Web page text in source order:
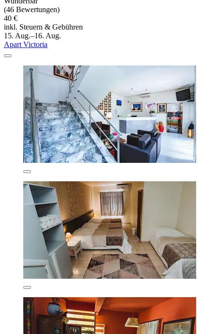
(46 Bewertungen)
40 €
inkl. Steuern & Gebühren
15. Aug.–16. Aug.
Apart Victoria